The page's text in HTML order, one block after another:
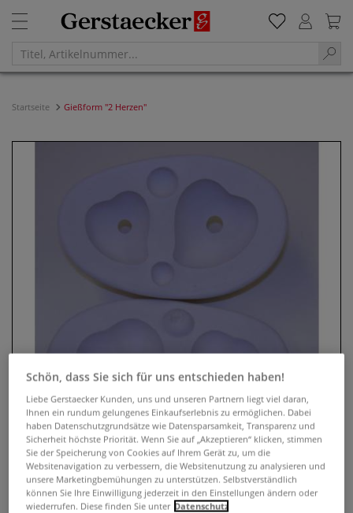
Startseite Gießform "2 Herzen"
Schön, dass Sie sich für uns entschieden haben!
Liebe Gerstaecker Kunden, uns und unseren Partnern liegt viel daran,
Ihnen ein rundum gelungenes Einkaufserlebnis zu ermöglichen. Dabei
haben Datenschutzgrundsätze wie Datensparsamkeit, Transparenz und
Sicherheit höchste Priorität. Wenn Sie auf „Akzeptieren“ klicken, stimmen
Sie der Speicherung von Cookies auf Ihrem Gerät zu, um die
Websitenavigation zu verbessern, die Websitenutzung zu analysieren und
unsere Marketingbemühungen zu unterstützen. Selbstverständlich
können Sie Ihre Einwilligung jederzeit in den Einstellungen ändern oder
wiederrufen. Diese finden Sie unter Datenschutz